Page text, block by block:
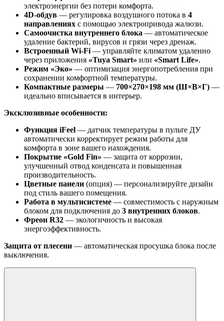
электроэнергии без потери комфорта.
4D-обдув — регулировка воздушного потока в 4
направлениях с помощью электропривода жалюзи.
Самоочистка внутреннего блока — автоматическое
удаление бактерий, вирусов и грязи через дренаж.
Встроенный Wi-Fi — управляйте климатом удаленно
через приложения «Tuya Smart» или «Smart Life».
Режим «Эко» — оптимизация энергопотребления при
сохранении комфортной температуры.
Компактные размеры — 700×270×198 мм (Ш×В×Г) —
идеально вписывается в интерьер.
Эксклюзивные особенности:
Функция iFeel — датчик температуры в пульте ДУ
автоматически корректирует режим работы для
комфорта в зоне вашего нахождения.
Покрытие «Gold Fin» — защита от коррозии,
улучшенный отвод конденсата и повышенная
производительность.
Цветные панели (опция) — персонализируйте дизайн
под стиль вашего помещения.
Работа в мультисистеме — совместимость с наружным
блоком для подключения до 3 внутренних блоков.
Фреон R32 — экологичность и высокая
энергоэффективность.
Защита от плесени — автоматическая просушка блока после
выключения.